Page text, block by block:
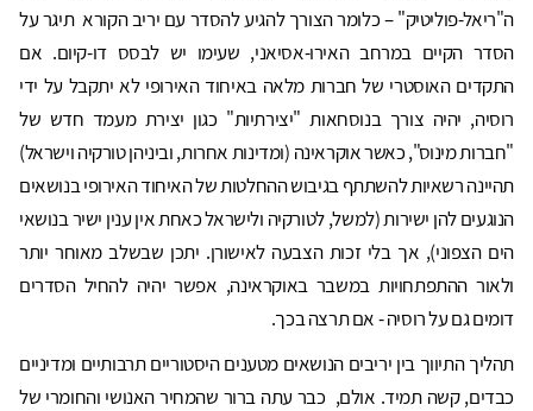
ה"ריאל-פוליטיק" – כלומר הצורך להגיע להסדר עם יריב הקורא תיגר על
הסדר הקיים במרחב האירו-אסיאני, שעימו יש לבסס דו-קיום. אם
התקדים האוסטרי של חברות מלאה באיחוד האירופי לא יתקבל על ידי
רוסיה, יהיה צורך בנוסחאות "יצירתיות" כגון יצירת מעמד חדש של
"חברות מינוס", כאשר אוקראינה (ומדינות אחרות, וביניהן טורקיה וישראל)
תהיינה רשאיות להשתתף בגיבוש ההחלטות של האיחוד האירופי בנושאים
הנוגעים להן ישירות (למשל, לטורקיה ולישראל כאחת אין ענין ישיר בנושאי
הים הצפוני), אך בלי זכות הצבעה לאישורן. יתכן שבשלב מאוחר יותר
ולאור ההתפתחויות במשבר באוקראינה, אפשר יהיה להחיל הסדרים
דומים גם על רוסיה - אם תרצה בכך.
תהליך התיווך בין יריבים הנושאים מטענים היסטוריים תרבותיים ומדיניים
כבדים, קשה תמיד. אולם, כבר עתה ברור שהמחיר האנושי והחומרי של